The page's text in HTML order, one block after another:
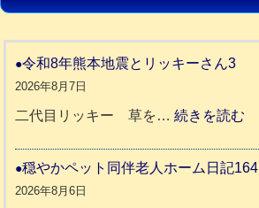
令和8年熊本地震とリッキーさん3
2026年8月7日
二代目リッキー 草を…続きを読む
和
穏やかペット同伴老人ホーム日記164
2026年8月6日